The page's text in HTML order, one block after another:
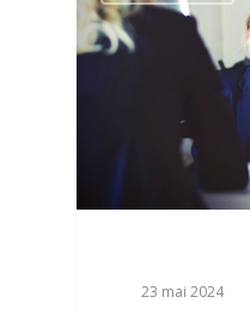
23 mai 2024